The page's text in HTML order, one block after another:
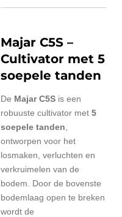
Majar C5S –
Cultivator met 5
soepele tanden
De Majar C5S is een
robuuste cultivator met 5
soepele tanden
ontworpen voor het
losmaken, verluchten en
verkruimelen van de
bodem. Door de bovenste
bodemlaag open te breken
wordt de